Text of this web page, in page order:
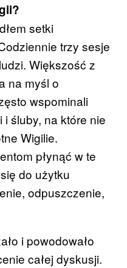
setki
trzy sesje
Większość z
na myśl o
wspominali
śluby, na które nie
Wigilie.
płynąć w te
do użytku
odpuszczenie,
i powodowało
całej dyskusji.